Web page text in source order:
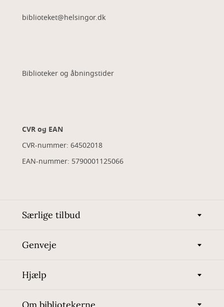
biblioteket@helsingor.dk
Biblioteker og åbningstider
CVR og EAN
CVR-nummer: 64502018
EAN-nummer: 5790001125066
Særlige tilbud
Genveje
Hjælp
Om bibliotekerne